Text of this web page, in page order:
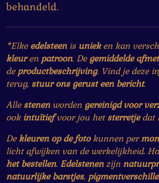
behandeld.
*Elke edelsteenis unieken kan
kleuren patroon. De gemiddelde
de productbeschrijving. Vind je deze
terug, stuur ons gerust een bericht.
Alle stenenworden gereinigd voor
ook intuïtiefvoor jou het sterretjedat
Dekleuren op de fotokunnen per
licht afwijken van de werkelijkheid.
het bestellen. Edelstenenzijn
natuurlijke barstjes,